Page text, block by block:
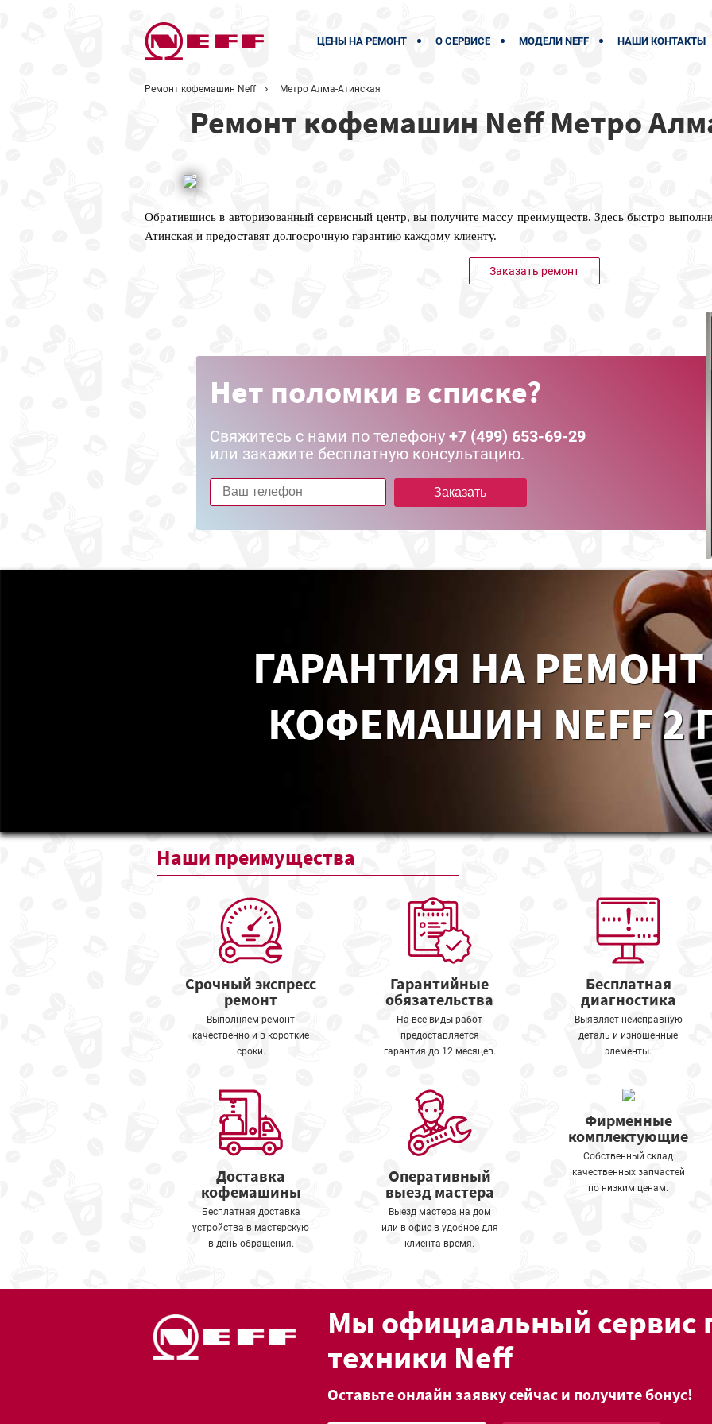
ЦЕНЫ НА РЕМОНТ О СЕРВИСЕ МОДЕЛИ NEFF НАШИ КОНТАКТЫ
Ремонт кофемашин Neff Метро Алма-Атинская
Ремонт кофемашин Neff Метро
Обратившись в авторизованный сервисный центр, вы получите массу преимуществ. Здесь быстро
Атинская и предоставят долгосрочную гарантию каждому клиенту.
Заказать ремонт
Нет поломки в списке?
Свяжитесь с нами по телефону +7 (499) 653-69-29
или закажите бесплатную консультацию.
Заказать
ГАРАНТИЯ НА РЕМОНТ
КОФЕМАШИН NEFF 2
Наши преимущества
Срочный экспресс
ремонт
Выполняем ремонт
качественно и в короткие
сроки.
Гарантийные
обязательства
На все виды работ
предоставляется
гарантия до 12 месяцев.
Бесплатная
диагностика
Выявляет неисправную
деталь и изношенные
элементы.
Доставка
кофемашины
Бесплатная доставка
устройства в мастерскую
в день обращения.
Оперативный
выезд мастера
Выезд мастера на дом
или в офис в удобное для
клиента время.
Фирменные
комплектующие
Собственный склад
качественных запчастей
по низким ценам.
Мы официальный сервис
техники Neff
Оставьте онлайн заявку сейчас и получите бонус!